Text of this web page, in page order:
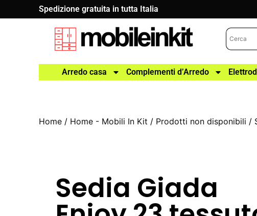
Spedizione gratuita in tutta Italia
Arredo casa Complementi d’Arredo
Home / Home - Mobili In Kit / Prodotti non disponibili /
Sedia Giada